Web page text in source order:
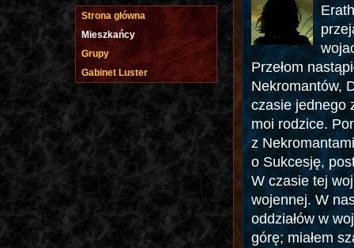
Przełom
Nekromantów,
czasie jednego
moi rodzice.
z
o Sukcesję,
W czasie tej
wojennej. W
oddziałów w
górę; miałem
Strona główna
Mieszkańcy
Grupy
Gabinet Luster